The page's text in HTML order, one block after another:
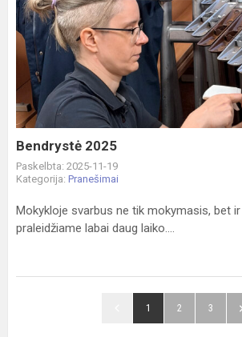
Bendrystė
2025
Bendrystė 2025
Paskelbta: 2025-11-19
Kategorija: Pranešimai
Mokykloje svarbus ne tik mokymasis, bet ir
praleidžiame labai daug laiko....
1 2 3